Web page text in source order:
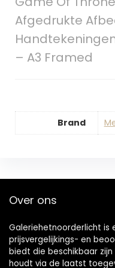
Afgedrukte
– A3 Framed
Brand
Over ons
Galeriehetnoorderlicht is
prijsvergelijkings- en
biedt die beschikbaar
houdt via de laatst